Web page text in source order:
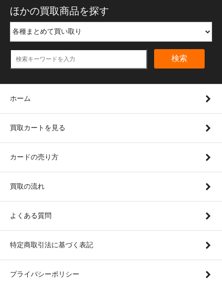
ほかの買取商品を探す
検索
ホーム
買取カートを見る
カードの売り方
買取の流れ
よくある質問
特定商取引法に基づく表記
プライバシーポリシー